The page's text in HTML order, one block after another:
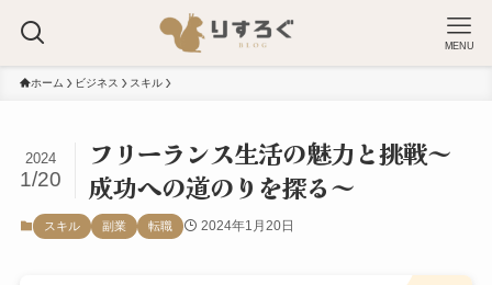
MENU
ホーム ビジネス スキル
フリーランス生活の魅力と挑戦～
成功への道のりを探る～
2024
1/20
スキル 副業 転職 2024年1月20日